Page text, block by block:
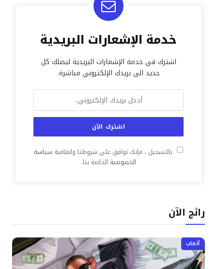
خدمة الإشعارات البريدية
اشترك في خدمة الإشعارات البريدية ليصلك كل
جديد الى بريدك الإلكتروني مباشرة.
بالتسجيل ، فإنك توافق على شروطنا واتفاقية سياسة
الخصوصية الخاصة بنا.
رائج الآن
ألعاب